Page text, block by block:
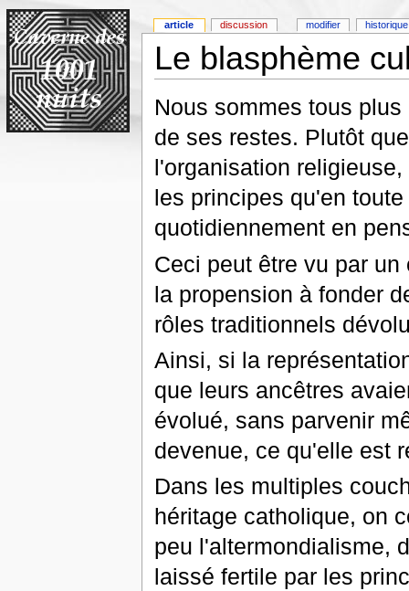
Le blasphème
Nous sommes tous
de ses restes. Plutôt
l'organisation
les principes qu'en
quotidiennement en
Ceci peut être vu par
la propension à fonder
rôles traditionnels
Ainsi, si la
que leurs ancêtres
évolué, sans parvenir
devenue, ce qu'elle est
Dans les multiples
héritage catholique, on
peu l'altermondialisme,
laissé fertile par les
article discussion modifier historique